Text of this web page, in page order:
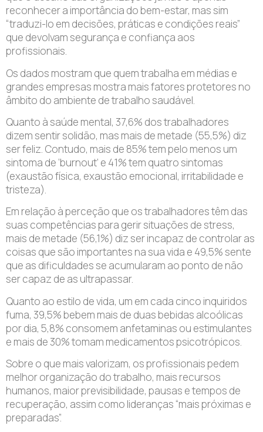
reconhecer a importância do bem-estar, mas sim
“traduzi-lo em decisões, práticas e condições reais”
que devolvam segurança e confiança aos
profissionais.
Os dados mostram que quem trabalha em médias e
grandes empresas mostra mais fatores protetores no
âmbito do ambiente de trabalho saudável.
Quanto à saúde mental, 37,6% dos trabalhadores
dizem sentir solidão, mas mais de metade (55,5%) diz
ser feliz. Contudo, mais de 85% tem pelo menos um
sintoma de ‘burnout’ e 41% tem quatro sintomas
(exaustão física, exaustão emocional, irritabilidade e
tristeza).
Em relação à perceção que os trabalhadores têm das
suas competências para gerir situações de stress,
mais de metade (56,1%) diz ser incapaz de controlar as
coisas que são importantes na sua vida e 49,5% sente
que as dificuldades se acumularam ao ponto de não
ser capaz de as ultrapassar.
Quanto ao estilo de vida, um em cada cinco inquiridos
fuma, 39,5% bebem mais de duas bebidas alcoólicas
por dia, 5,8% consomem anfetaminas ou estimulantes
e mais de 30% tomam medicamentos psicotrópicos.
Sobre o que mais valorizam, os profissionais pedem
melhor organização do trabalho, mais recursos
humanos, maior previsibilidade, pausas e tempos de
recuperação, assim como lideranças “mais próximas e
preparadas”.